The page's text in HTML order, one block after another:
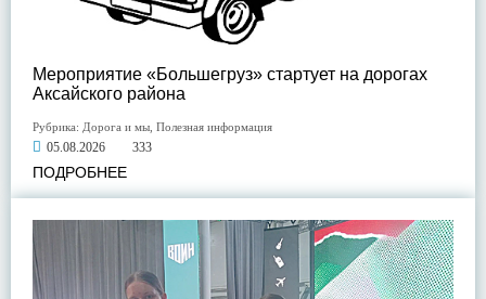
Мероприятие «Большегруз» стартует на дорогах
Аксайского района
Рубрика: Дорога и мы Полезная информация
05.08.2026 333
ПОДРОБНЕЕ